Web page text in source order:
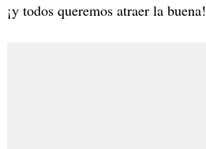
¡y todos queremos atraer la buena!